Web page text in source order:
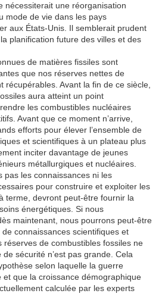
nécessiterait une réorganisation
mode de vie dans les pays
aux États-Unis. Il semblerait prudent
planification future des villes et des
de matières fissiles sont
que nos réserves nettes de
récupérables. Avant la fin de ce siècle,
aura atteint un point
les combustibles nucléaires
Avant que ce moment n’arrive,
efforts pour élever l’ensemble de
et scientifiques à un plateau plus
inciter davantage de jeunes
métallurgiques et nucléaires.
pas les connaissances ni les
pour construire et exploiter les
terme, devront peut-être fournir la
énergétiques. Si nous
maintenant, nous pourrons peut-être
connaissances scientifiques et
réserves de combustibles fossiles ne
sécurité n’est pas grande. Cela
selon laquelle la guerre
que la croissance démographique
calculée par les experts